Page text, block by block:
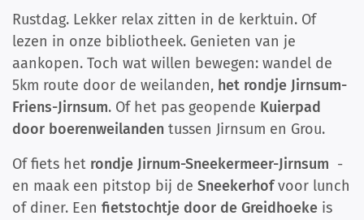
Rustdag. Lekker relax zitten in de kerktuin. Of
lezen in onze bibliotheek. Genieten van je
aankopen. Toch wat willen bewegen: wandel de
5km route door de weilanden, het rondje Jirnsum-
Friens-Jirnsum. Of het pas geopende Kuierpad
door boerenweilanden tussen Jirnsum en Grou.
Of fiets het rondje Jirnum-Sneekermeer-Jirnsum -
en maak een pitstop bij de Sneekerhofvoor lunch
of diner. Een fietstochtje door de Greidhoeke is